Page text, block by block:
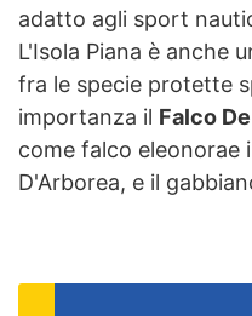
adatto agli sport
L'Isola Piana è anche
fra le specie protette
importanza il Falco
come falco eleonorae
D'Arborea, e il